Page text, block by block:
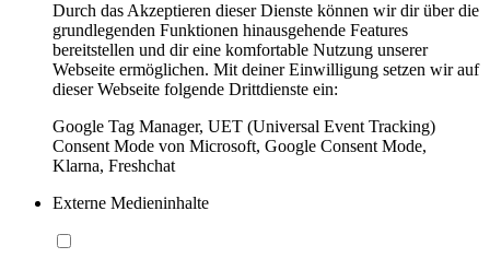
Durch das Akzeptieren dieser Dienste können wir dir über die
grundlegenden Funktionen hinausgehende Features
bereitstellen und dir eine komfortable Nutzung unserer
Webseite ermöglichen. Mit deiner Einwilligung setzen wir auf
dieser Webseite folgende Drittdienste ein:
Google Tag Manager, UET (Universal Event Tracking)
Consent Mode von Microsoft, Google Consent Mode,
Klarna, Freshchat
Externe Medieninhalte